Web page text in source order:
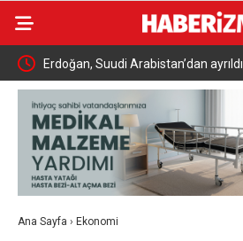
Erdoğan, Suudi Arabistan’dan ayrıldı
Ana Sayfa › Ekonomi